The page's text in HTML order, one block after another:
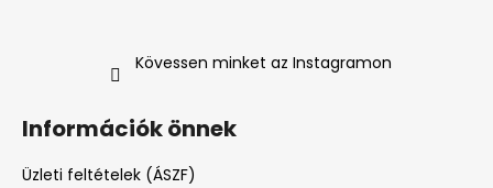
Kövessen minket az Instagramon
Információk önnek
Üzleti feltételek (ÁSZF)